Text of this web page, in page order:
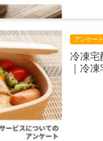
冷凍宅
｜冷
アンケー